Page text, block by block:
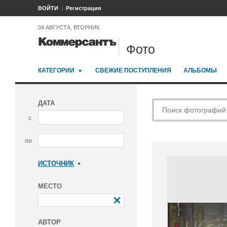
ВОЙТИ Регистрация
04 АВГУСТА, ВТОРНИК
Фото
КАТЕГОРИИ СВЕЖИЕ ПОСТУПЛЕНИЯ АЛЬБОМЫ
ДАТА
с
по
ИСТОЧНИК
МЕСТО
АВТОР